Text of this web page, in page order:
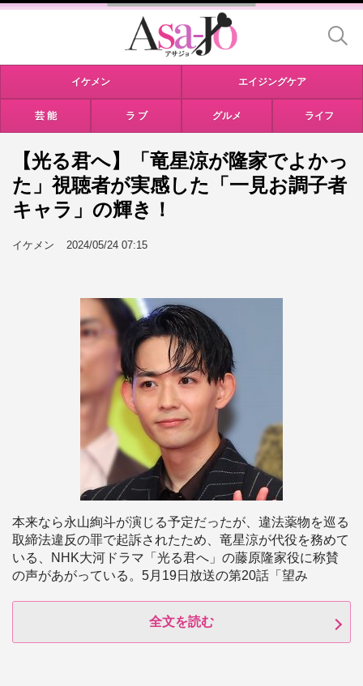
イケメン エイジングケア
芸 能 ラ ブ グルメ ライフ
【光る君へ】「竜星涼が隆家でよかっ
た」視聴者が実感した「一見お調子者
キャラ」の輝き！
イケメン 2024/05/24 07:15
本来なら永山絢斗が演じる予定だったが、違法薬物を巡る
取締法違反の罪で起訴されたため、竜星涼が代役を務めて
いる、NHK大河ドラマ「光る君へ」の藤原隆家役に称賛
の声があがっている。5月19日放送の第20話「望み
全文を読む